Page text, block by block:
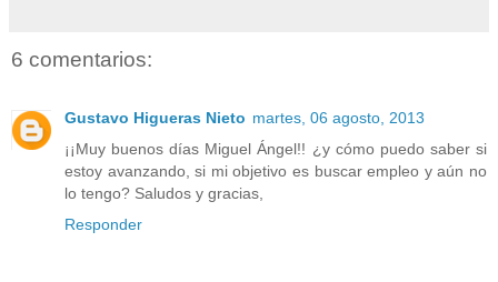
6 comentarios:
Gustavo Higueras Nieto martes, 06 agosto, 2013
¡¡Muy buenos días Miguel Ángel!! ¿y cómo puedo saber si
estoy avanzando, si mi objetivo es buscar empleo y aún no
lo tengo? Saludos y gracias,
Responder